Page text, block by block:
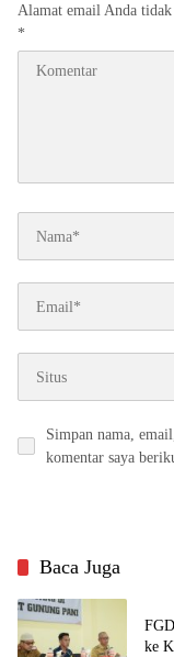
Alamat email Anda
*
Simpan nama,
komentar saya
Baca Juga
ke